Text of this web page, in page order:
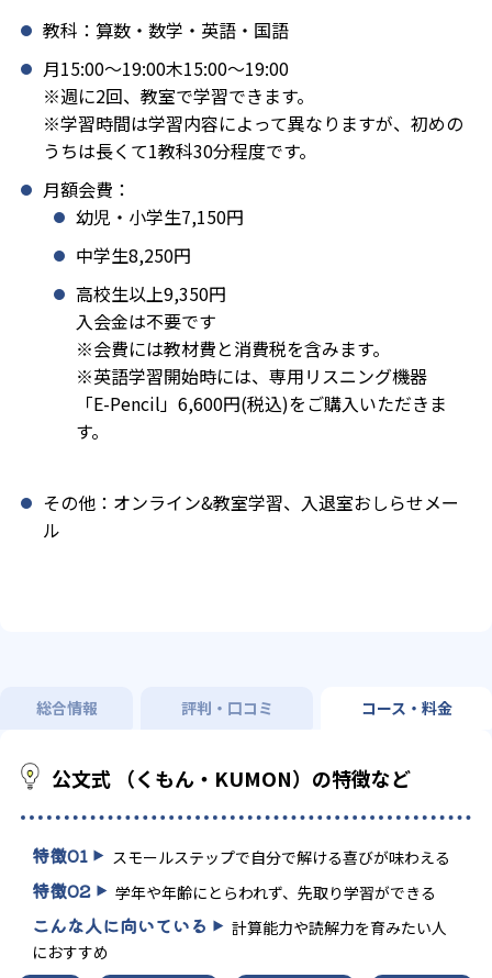
教科：算数・数学・英語・国語
月15:00〜19:00木15:00〜19:00
※週に2回、教室で学習できます。
※学習時間は学習内容によって異なりますが、初めの
うちは長くて1教科30分程度です。
月額会費：
幼児・小学生7,150円
中学生8,250円
高校生以上9,350円
入会金は不要です
※会費には教材費と消費税を含みます。
※英語学習開始時には、専用リスニング機器
「E-Pencil」6,600円(税込)をご購入いただきま
す。
その他：オンライン&教室学習、入退室おしらせメー
ル
総合情報 評判・口コミ コース・料金
公文式 （くもん・KUMON）の特徴など
特徴01 スモールステップで自分で解ける喜びが味わえる
特徴02 学年や年齢にとらわれず、先取り学習ができる
こんな人に向いている
計算能力や読解力を育みたい人
におすすめ